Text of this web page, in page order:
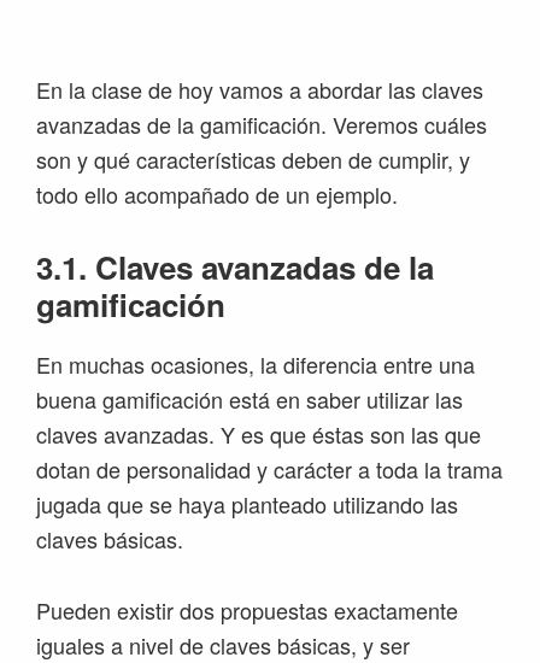
navegación
principal
contenido
principal
barra
lateral
principal
página
En la clase de hoy vamos a abordar las claves
avanzadas de la gamificación. Veremos cuáles
son y qué características deben de cumplir, y
todo ello acompañado de un ejemplo.
3.1. Claves avanzadas de la
gamificación
En muchas ocasiones, la diferencia entre una
buena gamificación está en saber utilizar las
claves avanzadas. Y es que éstas son las que
dotan de personalidad y carácter a toda la trama
jugada que se haya planteado utilizando las
claves básicas.
Pueden existir dos propuestas exactamente
iguales a nivel de claves básicas, y ser